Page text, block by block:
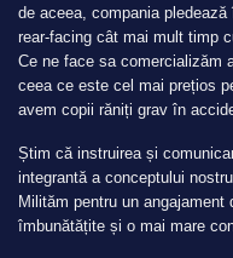
de aceea, compania
rear-facing cât mai mult timp
Ce ne face sa comercializăm
ceea ce este cel mai prețios
avem copii răniți grav în
Știm că instruirea și
integrantă a conceptului
Milităm pentru un
îmbunătățite și o mai mare